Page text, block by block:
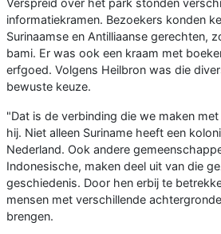
Verspreid over het park stonden
informatiekramen. Bezoekers konden
Surinaamse en Antilliaanse gerechten,
bami. Er was ook een kraam met
erfgoed. Volgens Heilbron was die
bewuste keuze.
"Dat is de verbinding die we maken
hij. Niet alleen Suriname heeft een
Nederland. Ook andere
Indonesische, maken deel uit van die
geschiedenis. Door hen erbij te
mensen met verschillende
brengen.